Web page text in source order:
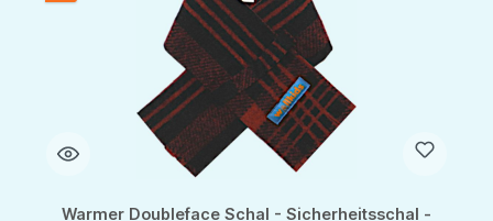
Warmer Doubleface Schal - Sicherheitsschal -